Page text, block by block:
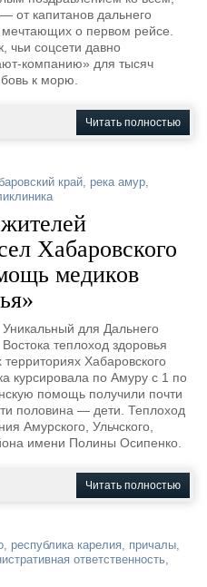
Флот
Галерея флота
Форум
Отзывы
Все службы
от капитанов дальнего
мечтающих о первом рейсе.
чьи соцсети давно
компанию» для тысяч
к морю.
Читать полностью
край, река амур,
Хабаровского
медиков
Уникальный для Дальнего
Востока теплоход здоровья
Хабаровского
курсировала по Амуру с 1 по
помощь получили почти
половина — дети. Теплоход
Амурского, Ульчского,
имени Полины Осипенко.
Читать полностью
, республика карелия, причалы,
ответственность,